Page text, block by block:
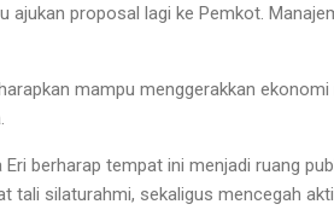
ajukan proposal lagi ke Pemkot.
mampu menggerakkan
berharap tempat ini menjadi ruang
tali silaturahmi, sekaligus mencegah